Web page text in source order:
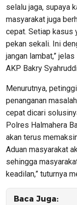
selalu jaga, supaya
masyarakat juga
cepat. Setiap kasus
pekan sekali. Ini
jangan lambat,”
AKP Bakry
Menurutnya,
penanganan
cepat dicari
Polres Halmahera
akan terus
Aduan masyarakat
sehingga
keadilan,” tuturnya
Baca Juga: